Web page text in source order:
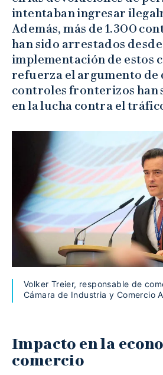
intentaban ingresar
Además, más de 1.300
han sido arrestados
implementación de estos
refuerza el argumento de
controles fronterizos han
en la lucha contra el
Volker Treier, responsable de
Cámara de Industria y Comercio
Impacto en la
comercio